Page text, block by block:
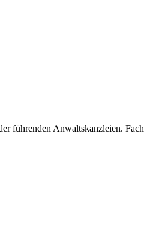
führenden Anwaltskanzleien.